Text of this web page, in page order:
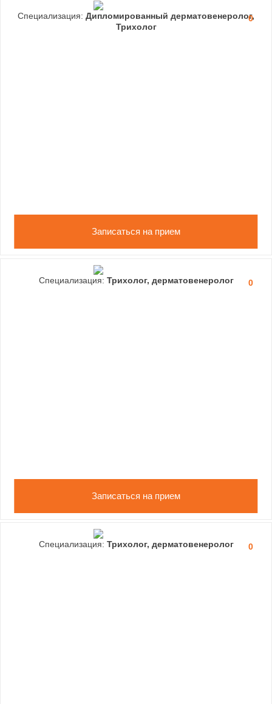
0
Специализация: Дипломированный дерматовенеролог,
Трихолог
Записаться на прием
0
Специализация: Трихолог, дерматовенеролог
Записаться на прием
0
Специализация: Трихолог, дерматовенеролог